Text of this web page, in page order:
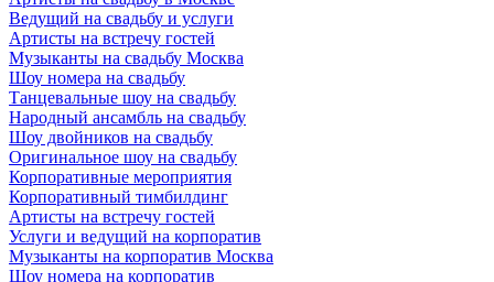
Ведущий на свадьбу и услуги
Артисты на встречу гостей
Музыканты на свадьбу Москва
Шоу номера на свадьбу
Танцевальные шоу на свадьбу
Народный ансамбль на свадьбу
Шоу двойников на свадьбу
Оригинальное шоу на свадьбу
Корпоративные мероприятия
Корпоративный тимбилдинг
Артисты на встречу гостей
Услуги и ведущий на корпоратив
Музыканты на корпоратив Москва
Шоу номера на корпоратив